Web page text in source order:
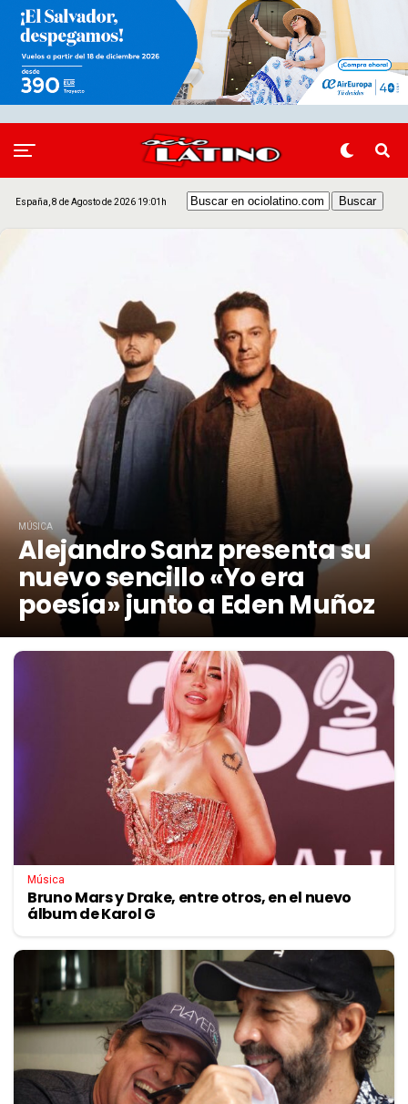
España, 8 de Agosto de 2026 19:01h
MÚSICA
Alejandro Sanz presenta su
nuevo sencillo «Yo era
poesía» junto a Eden Muñoz
Música
Bruno Mars y Drake, entre otros, en el nuevo
álbum de Karol G